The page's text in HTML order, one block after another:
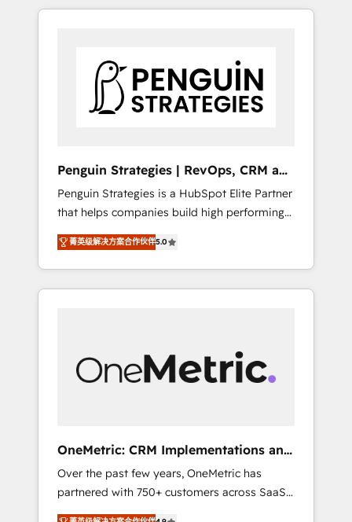
services engagements that include new
extensibility, custom development, and
ongoing RevOps support.
58% des dirigeants savent que l'IA est vitale
leurs données. C'est le paradoxe français :
conscience totale, action nulle. La solution
s'appelle l'Entreprise Augmentée. Ce n'est pas
Pas pour remplacer l'humain, mais pour
l'augmenter. Chez Ideagency, nous
accompagnons cette transformation. D'abord
les fondations : des données unifiées, des
processus alignés. Ensuite l'augmentation :
l'IA là où elle crée de la valeur. Et surtout :
l'humain qui reste au centre. Parce que la
Penguin Strategies | RevOps, CRM and
AI
Penguin Strategies is a HubSpot Elite Partner
that helps companies build high performing
revenue operations across complex sales
cycles, multi system environments and global
SaaS or manufacturing teams. Trusted by
leading enterprises and fast growing scale
architecture 🔗 CRM migrations & End to end
integrations 🤖 AI workflows & enrichment 📘
rely on for scalable revenue insights.
菁英级解决方案合作伙伴5.0
OneMetric: CRM Implementations and
GTM engineering
Over the past few years, OneMetric has
partnered with 750+ customers across SaaS,
fintech, healthcare, real estate, and other